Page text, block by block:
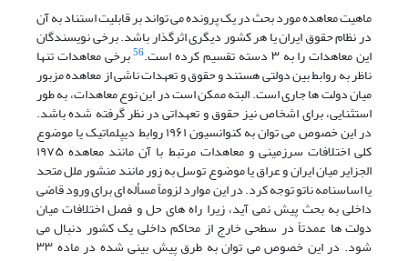
ماهیت معاهده مورد بحث در یک پرونده می تواند بر قابلیت استناد به آن
در نظام حقوق ایران یا هر کشور دیگری اثرگذار باشد. برخی نویسندگان
این معاهدات را به ۳ دسته تقسیم کرده است. 56برخی معاهدات تنها
ناظر به روابط بین دولتی هستند و حقوق و تعهدات ناشی از معاهده مزبور
میان دولت ها جاری است. البته ممکن است در این نوع معاهدات، به طور
استثنایی، برای اشخاص نیز حقوق و تعهداتی در نظر گرفته شده باشد.
در این خصوص می توان به کنوانسیون ۱۹۶۱ روابط دیپلماتیک یا موضوع
کلی اختلافات سرزمینی و معاهدات مرتبط با آن مانند معاهده ۱۹۷۵
الجزایر میان ایران و عراق یا موضوع توسل به زور مانند منشور ملل متحد
یا اساسنامه ناتو توجه کرد. در این موارد لزوماً مسأله ای برای ورود قاضی
داخلی به بحث پیش نمی آید، زیرا راه های حل و فصل اختلافات میان
دولت ها عمدتاً در سطحی خارج از محاکم داخلی یک کشور دنبال می
شود. در این خصوص می توان به طرق پیش بینی شده در ماده ۳۳